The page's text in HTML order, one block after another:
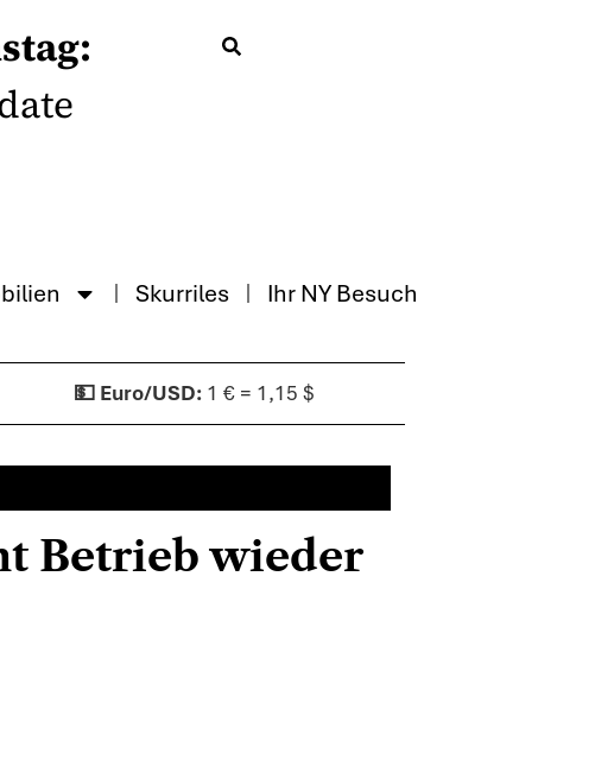
Skurriles Ihr NY Besuch
1 € = 1,15 $
Betrieb wieder